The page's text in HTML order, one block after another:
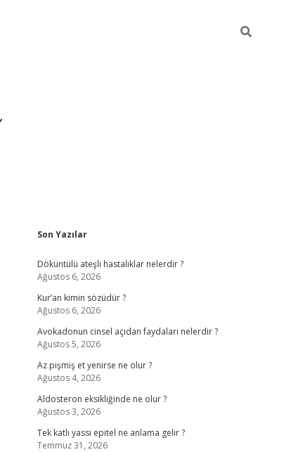
Sidebar
Son Yazılar
Döküntülü ateşli hastalıklar nelerdir ?
Ağustos 6, 2026
Kur’an kimin sözüdür ?
Ağustos 6, 2026
Avokadonun cinsel açıdan faydaları nelerdir ?
Ağustos 5, 2026
Az pişmiş et yenirse ne olur ?
Ağustos 4, 2026
Aldosteron eksikliğinde ne olur ?
Ağustos 3, 2026
Tek katlı yassı epitel ne anlama gelir ?
Temmuz 31, 2026